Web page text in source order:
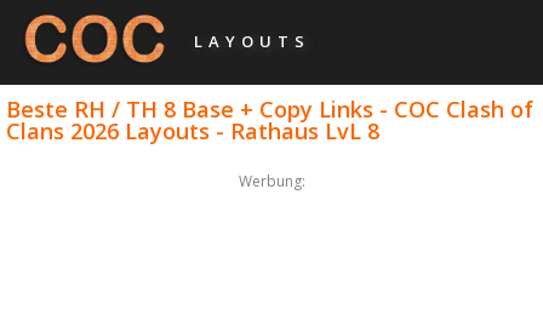
LAYOUTS
Beste RH / TH 8 Base + Copy Links - COC Clash of
Clans 2026 Layouts - Rathaus LvL 8
Werbung: